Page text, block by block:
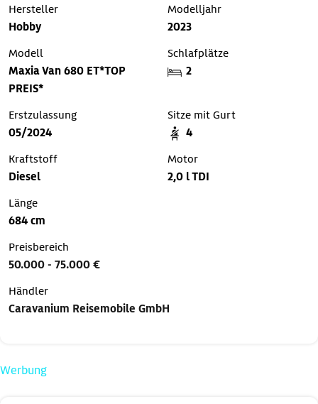
Hersteller
Hobby
Modelljahr
2023
Modell
Maxia Van 680 ET*TOP
PREIS*
Schlafplätze
2
Erstzulassung
05/2024
Sitze mit Gurt
4
Kraftstoff
Diesel
Motor
2,0 l TDI
Länge
684 cm
Preisbereich
50.000 - 75.000 €
Händler
Caravanium Reisemobile GmbH
Werbung